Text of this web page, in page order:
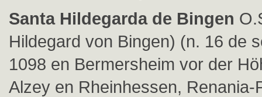
Santa Hildegarda de Bingen
Hildegard von Bingen) (n. 16 de
1098 en Bermersheim vor der
Alzey en Rheinhessen, Renania-